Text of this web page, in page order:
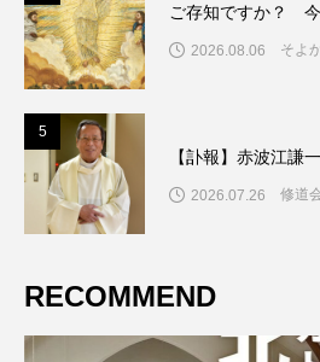
ご存知ですか？
2026.08.06 そよ
5
【訃報】赤波江謙
2026.07.26 修道
RECOMMEND